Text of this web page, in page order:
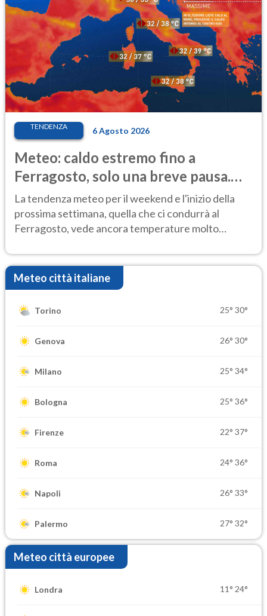
TENDENZA 6 Agosto 2026
Meteo: caldo estremo fino a
Ferragosto, solo una breve pausa.
Ecco dove
La tendenza meteo per il weekend e l'inizio della
prossima settimana, quella che ci condurrà al
Ferragosto, vede ancora temperature molto
Meteo città italiane
Torino 25° 30°
Genova 26° 30°
Milano 25° 34°
Bologna 25° 36°
Firenze 22° 37°
Roma 24° 36°
Napoli 26° 33°
Palermo 27° 32°
Meteo città europee
Londra 11° 24°